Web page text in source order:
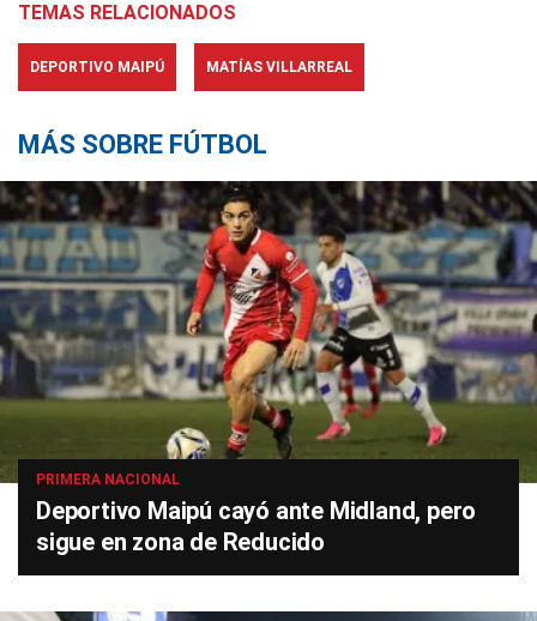
TEMAS RELACIONADOS
DEPORTIVO MAIPÚ MATÍAS VILLARREAL
MÁS SOBRE FÚTBOL
PRIMERA NACIONAL
Deportivo Maipú cayó ante Midland, pero
sigue en zona de Reducido